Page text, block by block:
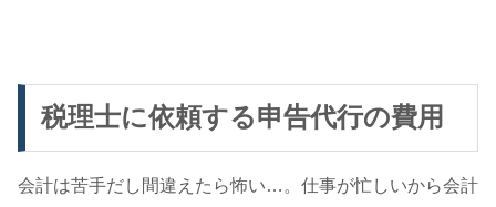
税理士に依頼する申告代行の費用
会計は苦手だし間違えたら怖い…。仕事が忙しいから会計